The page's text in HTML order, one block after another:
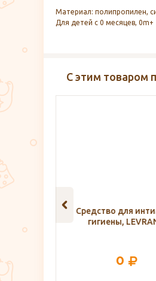
Материал: полипропилен,
Для детей с 0 месяцев, 0m+
С этим товаром
Термометр для
Подводная лодка,
269